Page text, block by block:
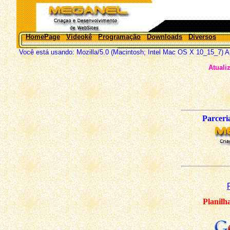
HomePage Videokê Programação Downloads
Diversos
Você está usando: Mozilla/5.0 (Macintosh; Intel Mac OS X 10_15_7)